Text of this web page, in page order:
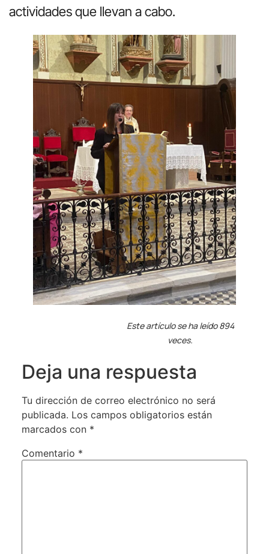
actividades que llevan a cabo.
Este artículo se ha leído 894
veces.
Deja una respuesta
Tu dirección de correo electrónico no será
publicada. Los campos obligatorios están
marcados con *
Comentario *